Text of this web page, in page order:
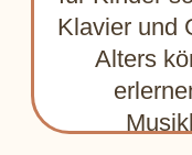
Anna
Grebennikova
Theaterkünstlerin